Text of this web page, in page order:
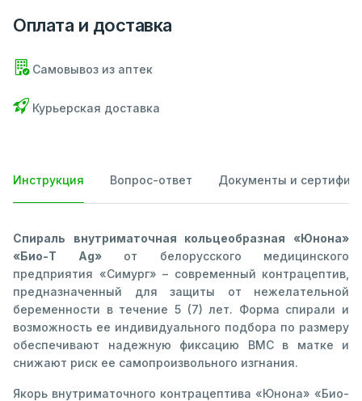
Оплата и доставка
Самовывоз из аптек
Курьерская доставка
Инструкция Вопрос-ответ Документы и
Спираль внутриматочная кольцеобразная «Юнона»
«Био-Т Ag»от белорусского медицинского
предприятия «Симург» – современный контрацептив,
предназначенный для защиты от нежелательной
беременности в течение 5 (7) лет. Форма спирали и
возможность ее индивидуального подбора по размеру
обеспечивают надежную фиксацию ВМС в матке и
снижают риск ее самопроизвольного изгнания.
Якорь внутриматочного контрацептива «Юнона» «Био-